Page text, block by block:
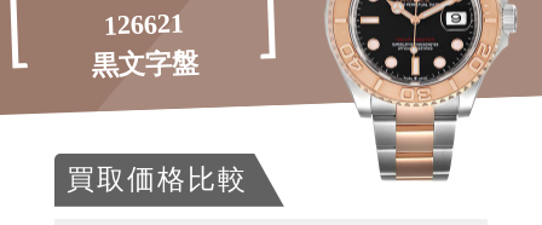
126621
黒文字盤
買取価格比較